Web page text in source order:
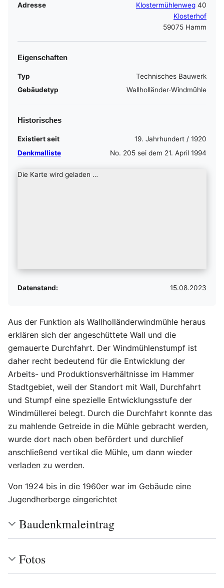
Adresse
Klostermühlenweg40
Klosterhof
59075 Hamm
Eigenschaften
Typ
Technisches Bauwerk
Gebäudetyp
Wallholländer-Windmühle
Historisches
Existiert seit
19. Jahrhundert / 1920
Denkmalliste
No. 205 sei dem 21. April 1994
Die Karte wird geladen …
Datenstand: 15.08.2023
Aus der Funktion als Wallholländerwindmühle heraus
erklären sich der angeschüttete Wall und die
gemauerte Durchfahrt. Der Windmühlenstumpf ist
daher recht bedeutend für die Entwicklung der
Arbeits- und Produktionsverhältnisse im Hammer
Stadtgebiet, weil der Standort mit Wall, Durchfahrt
und Stumpf eine spezielle Entwicklungsstufe der
Windmüllerei belegt. Durch die Durchfahrt konnte das
zu mahlende Getreide in die Mühle gebracht werden,
wurde dort nach oben befördert und durchlief
anschließend vertikal die Mühle, um dann wieder
verladen zu werden.
Von 1924 bis in die 1960er war im Gebäude eine
Jugendherberge eingerichtet
Baudenkmaleintrag
Fotos